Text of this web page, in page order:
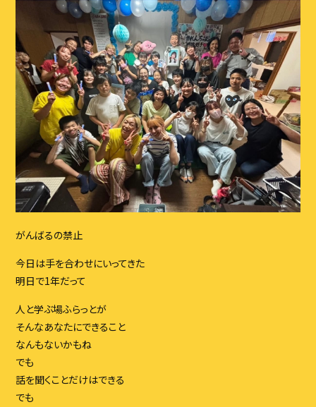
ブログ
イベント
スタッフ
アクセス・会社概要
お問い合わせ
お問い合わせはこちら
がんばるの禁止
今日は手を合わせにいってきた
明日で1年だって
人と学ぶ場ふらっとが
そんなあなたにできること
なんもないかもね
でも
話を聞くことだけはできる
でも